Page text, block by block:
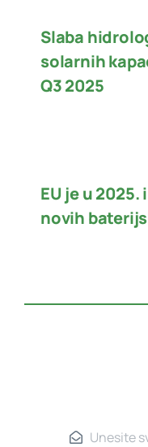
Slaba
solarnih
Q3 2025
EU je u 2025.
novih